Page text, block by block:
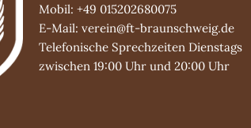
Mobil: +49 015202680075
E-Mail: verein@ft-braunschweig.de
Telefonische Sprechzeiten Dienstags
zwischen 19:00 Uhr und 20:00 Uhr